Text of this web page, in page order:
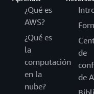
¿Qué es
AWS?
¿Qué es
la
computación
en la
nube?
de
de